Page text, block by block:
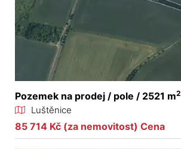
Pozemek na prodej / pole / 2521 m2
Luštěnice
85 714 Kč (za nemovitost) Cena